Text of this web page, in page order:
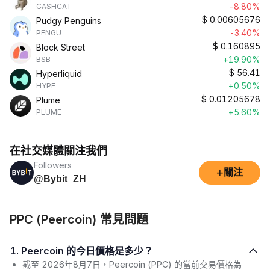
CASHCAT
-8.80%
Pudgy Penguins
PENGU
$ 0.00605676
-3.40%
Block Street
BSB
$ 0.160895
+19.90%
Hyperliquid
HYPE
$ 56.41
+0.50%
Plume
PLUME
$ 0.01205678
+5.60%
在社交媒體關注我們
Followers
@Bybit_ZH
+ 關注
PPC (Peercoin) 常見問題
1. Peercoin 的今日價格是多少？
截至 2026年8月7日，Peercoin (PPC) 的當前交易價格為